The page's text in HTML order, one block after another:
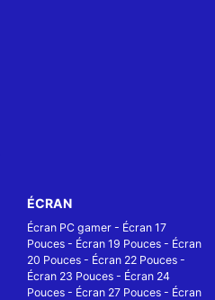
ÉCRAN
Écran PC gamer - Écran 17
Pouces - Écran 19 Pouces - Écran
20 Pouces - Écran 22 Pouces -
Écran 23 Pouces - Écran 24
Pouces - Écran 27 Pouces - Écran